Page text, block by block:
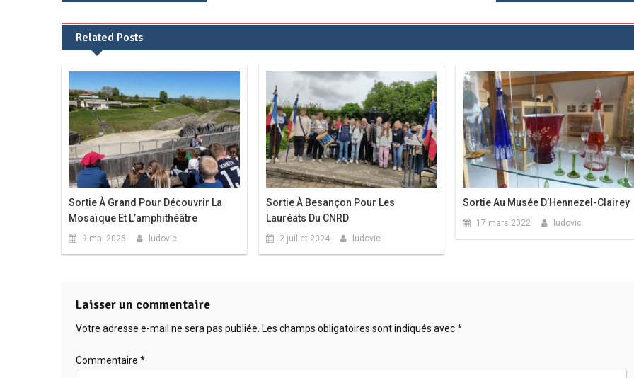
de
l’article
Related Posts
Sortie À Grand Pour Découvrir La
Mosaïque Et L’amphithéâtre
9 mai 2025 ludovic
Sortie À Besançon Pour Les
Lauréats Du CNRD
2 juillet 2024 ludovic
Sortie Au Musée D’Hennezel-Clairey
17 mars 2022 ludovic
Laisser un commentaire
Votre adresse e-mail ne sera pas publiée. Les champs obligatoires sont indiqués avec*
Commentaire *